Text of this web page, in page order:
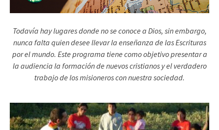
Todavía hay lugares donde no se conoce a Dios, sin embargo,
nunca falta quien desee llevar la enseñanza de las Escrituras
por el mundo. Este programa tiene como objetivo presentar a
la audiencia la formación de nuevos cristianos y el verdadero
trabajo de los misioneros con nuestra sociedad.